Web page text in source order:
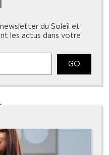
du Soleil et
les actus dans votre
GO